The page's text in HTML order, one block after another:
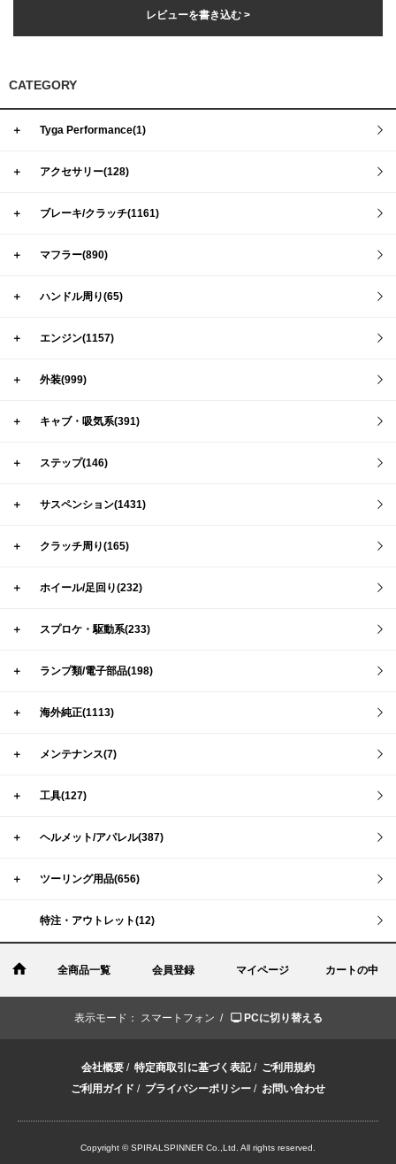
レビューを書き込む >
CATEGORY
＋ Tyga Performance(1)
＋ アクセサリー(128)
＋ ブレーキ/クラッチ(1161)
＋ マフラー(890)
＋ ハンドル周り(65)
＋ エンジン(1157)
＋ 外装(999)
＋ キャブ・吸気系(391)
＋ ステップ(146)
＋ サスペンション(1431)
＋ クラッチ周り(165)
＋ ホイール/足回り(232)
＋ スプロケ・駆動系(233)
＋ ランプ類/電子部品(198)
＋ 海外純正(1113)
＋ メンテナンス(7)
＋ 工具(127)
＋ ヘルメット/アパレル(387)
＋ ツーリング用品(656)
特注・アウトレット(12)
全商品一覧 会員登録 マイページ カートの中
表示モード： スマートフォン / PCに切り替える
会社概要 / 特定商取引に基づく表記/ ご利用規約
ご利用ガイド / プライバシーポリシー / お問い合わせ
Copyright © SPIRALSPINNER Co.,Ltd. All rights reserved.